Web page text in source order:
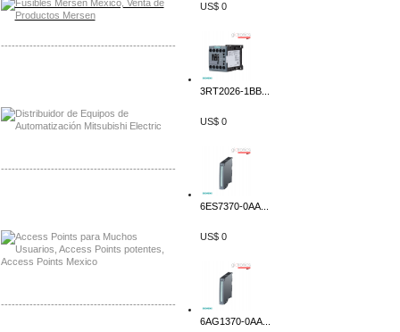
-------------------------------------------------
-------------------------------------------------
-------------------------------------------------
US$ 0
3RT2026-1BB...
US$ 0
6ES7370-0AA...
US$ 0
6AG1370-0AA...